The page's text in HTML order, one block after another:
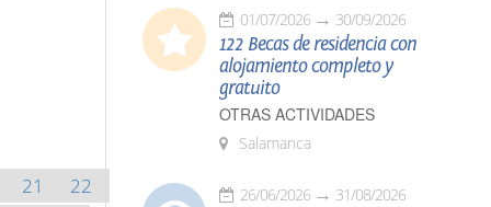
21
22
01/07/2026 30/09/2026
122 Becas de residencia con
alojamiento completo y
gratuito
OTRAS ACTIVIDADES
Salamanca
26/06/2026 31/08/2026